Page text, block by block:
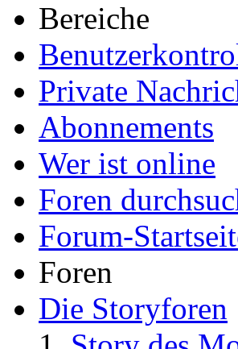
Bereiche
Private
Abonnements
Wer ist online
Foren
Forum-
Foren
Die Storyforen